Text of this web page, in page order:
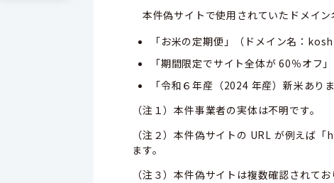
本件偽サイトで使用されていたドメイン
「お米の定期便」（ドメイン名：
「期間限定でサイト全体が 60％オ
「令和６年産（2024 年産）新米あ
（注１）本件事業者の実体は不明です。
（注２）本件偽サイトの URL が例えば
ます。
（注３）本件偽サイトは複数確認されて